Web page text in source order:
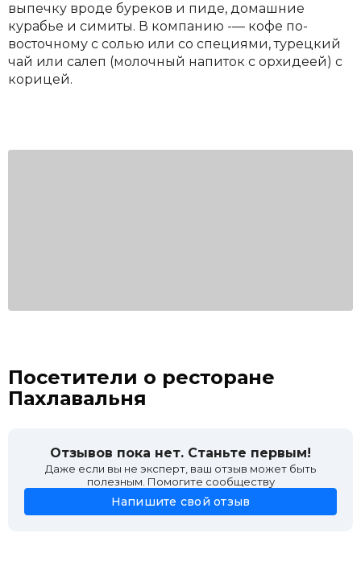
выпечку вроде буреков и пиде, домашние
курабье и симиты. В компанию -— кофе по-
восточному с солью или со специями, турецкий
чай или салеп (молочный напиток с орхидеей) с
корицей.
Посетители о ресторане
Пахлавальня
Отзывов пока нет. Станьте первым!
Даже если вы не эксперт, ваш отзыв может быть
полезным. Помогите сообществу
Напишите свой отзыв